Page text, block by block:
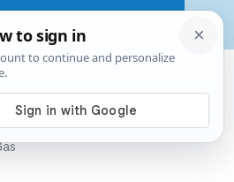
i financije ›
IT i ICT